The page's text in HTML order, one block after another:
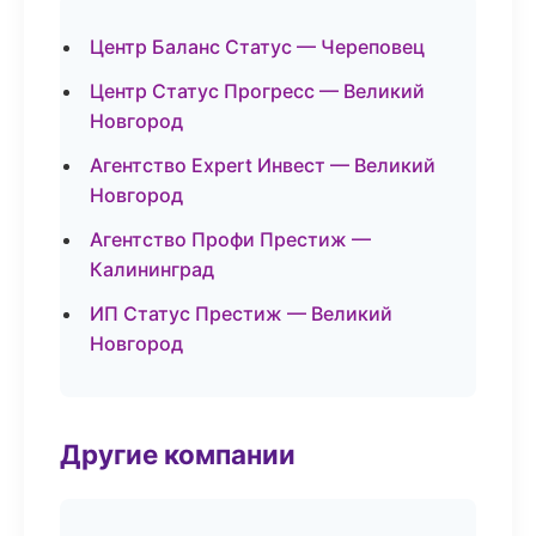
Центр Баланс Статус — Череповец
Центр Статус Прогресс — Великий
Новгород
Агентство Expert Инвест — Великий
Новгород
Агентство Профи Престиж —
Калининград
ИП Статус Престиж — Великий
Новгород
Другие компании